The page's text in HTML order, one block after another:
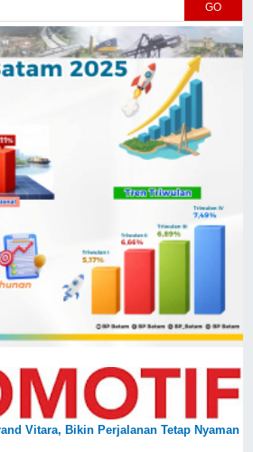
GO
Vitara, Bikin Perjalanan Tetap Nyaman